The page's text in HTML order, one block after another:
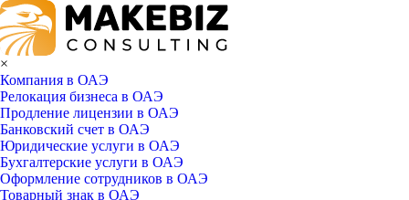
×
Компания в ОАЭ
Релокация бизнеса в ОАЭ
Продление лицензии в ОАЭ
Банковский счет в ОАЭ
Юридические услуги в ОАЭ
Бухгалтерские услуги в ОАЭ
Оформление сотрудников в ОАЭ
Товарный знак в ОАЭ